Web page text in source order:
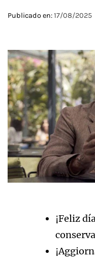
Publicado en:17/08/2025
¡Feliz